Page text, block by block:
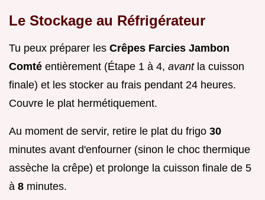
Le Stockage au Réfrigérateur
Tu peux préparer les Crêpes Farcies Jambon
Comté entièrement (Étape 1 à 4, avant la cuisson
finale) et les stocker au frais pendant 24 heures.
Couvre le plat hermétiquement.
Au moment de servir, retire le plat du frigo 30
minutes avant d'enfourner (sinon le choc thermique
assèche la crêpe) et prolonge la cuisson finale de 5
à 8 minutes.